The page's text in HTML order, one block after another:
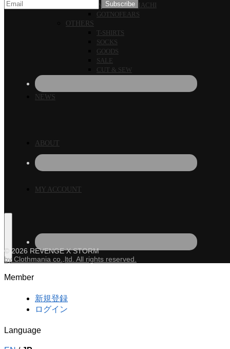
WATARU KOMACHI
GOTNOFEARS
OTHERS
T-SHIRTS
SOCKS
GOODS
SALE
CUT & SEW
NEWS
ABOUT
MY ACCOUNT
Member
新規登録
ログイン
Language
© 2026 REVENGE X STORM
by Clothmania co.,ltd. All rights reserved.